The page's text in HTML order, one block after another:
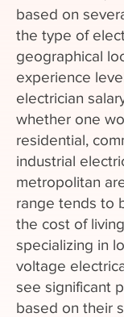
based on
the type of
geographical
experience
electrician
whether one
residential,
industrial
metropolitan
range tends to
the cost of
specializing in
voltage
see significant
based on their